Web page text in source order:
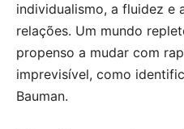
individualismo, a fluidez e
relações. Um mundo
propenso a mudar com
imprevisível, como
Bauman.